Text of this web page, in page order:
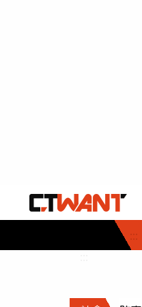
:::
社會首頁
時事
調查